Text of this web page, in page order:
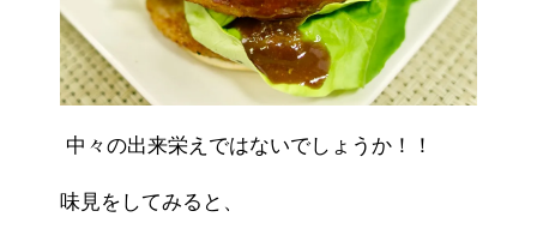
中々の出来栄えではないでしょうか！！
味見をしてみると、